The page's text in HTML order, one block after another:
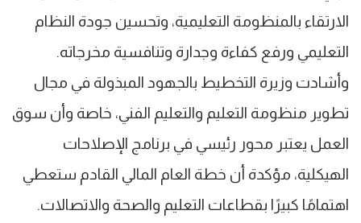
الارتقاء بالمنظومة التعليمية، وتحسين جودة النظام
التعليمي ورفع كفاءة وجدارة وتنافسية مخرجاته.
وأشادت وزيرة التخطيط بالجهود المبذولة في مجال
تطوير منظومة التعليم والتعليم الفني، خاصة وأن سوق
العمل يعتبر محور رئيسي في برنامج الإصلاحات
الهيكلية، مؤكدة أن خطة العام المالي القادم ستعطي
اهتمامًا كبيرًا بقطاعات التعليم والصحة والاتصالات.